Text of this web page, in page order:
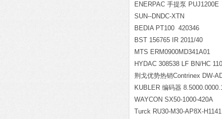
ENERPAC 手提泵 PUJ1200E
SUN--DNDC-XTN
BEDIA PT100 420346
BST 156765 IR 2011/40
MTS ERM0900MD341A01
HYDAC 308538 LF BN/HC
荆戈优势热销Contrinex DW-
KUBLER 编码器
WAYCON SX50-1000-420A
Turck RU30-M30-AP8X-